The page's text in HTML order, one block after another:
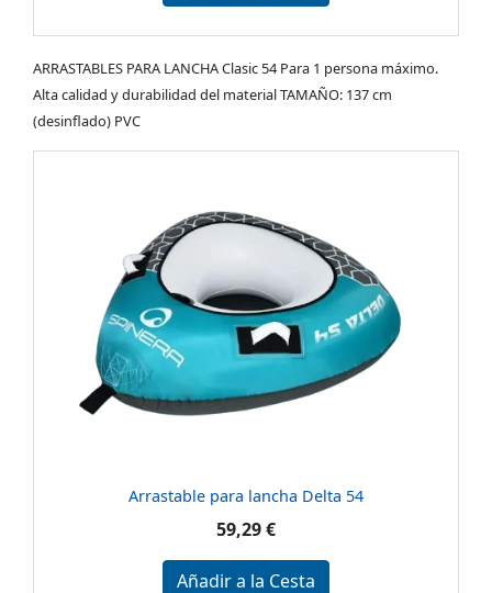
ARRASTABLES PARA LANCHA Clasic 54 Para 1 persona máximo.
Alta calidad y durabilidad del material TAMAÑO: 137 cm
(desinflado) PVC
Arrastable para lancha Delta 54
59,29 €
Añadir a la Cesta